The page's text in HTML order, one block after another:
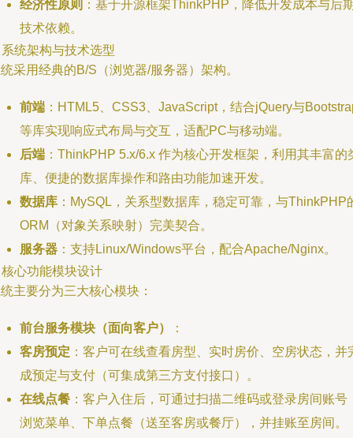
经济性原则 ：基于开源框架ThinkPHP，降低开发成本与后
技术依赖。
统架构与技术选型
采用经典的B/S（浏览器/服务器）架构。
前端 ：HTML5、CSS3、JavaScript，结合jQuery与
等库实现响应式布局与交互，适配PC与移动端。
后端 ：ThinkPHP 5.x/6.x 作为核心开发框架，利用其丰富的
库、便捷的数据库操作和路由功能加速开发。
数据库 ：MySQL，关系型数据库，稳定可靠，与ThinkPHP
ORM（对象关系映射）完美契合。
服务器 ：支持Linux/Windows平台，配合Apache/Nginx。
心功能模块设计
主要分为三大核心模块：
前台服务模块（面向客户）
：
客房预定 ：客户可在线查看房型、实时房价、空房状态，并
成预定与支付（可集成第三方支付接口）。
在线点餐 ：客户入住后，可通过扫描二维码或登录房间账号
浏览菜单、下单点餐（送至客房或餐厅），并挂账至房间。